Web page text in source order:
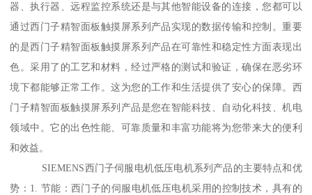
器、执行器、远程监控系统还是与其他智能设备的连接，您都可以
通过西门子精智面板触摸屏系列产品实现的数据传输和控制。重要
的是西门子精智面板触摸屏系列产品在可靠性和稳定性方面表现出
色。采用了的工艺和材料，经过严格的测试和验证，确保在恶劣环
境下都能够正常工作。这为您的工作和生活提供了安心的保障。西
门子精智面板触摸屏系列产品是您在智能科技、自动化科技、机电
领域中。它的出色性能、可靠质量和丰富功能将为您带来大的便利
和效益。
SIEMENS西门子伺服电机低压电机系列产品的主要特点和优
势：1. 节能：西门子的伺服电机低压电机采用的控制技术，具有的